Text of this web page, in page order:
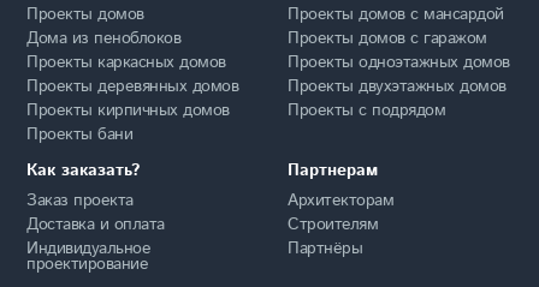
Проекты домов
Дома из пеноблоков
Проекты каркасных домов
Проекты деревянных домов
Проекты кирпичных домов
Проекты бани
Проекты домов с мансардой
Проекты домов с гаражом
Проекты одноэтажных домов
Проекты двухэтажных домов
Проекты с подрядом
Как заказать?
Заказ проекта
Доставка и оплата
Индивидуальное
проектирование
Партнерам
Архитекторам
Строителям
Партнёры